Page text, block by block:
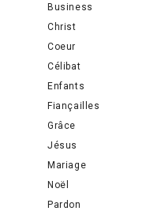
Business
Christ
Coeur
Célibat
Enfants
Fiançailles
Grâce
Jésus
Mariage
Noël
Pardon